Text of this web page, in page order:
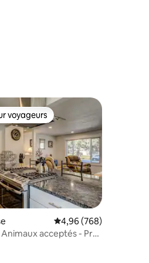
33 commentaires
parmi les plus aimés
voyageurs
Note moyenne de
4,96 (768)
acceptés - Près